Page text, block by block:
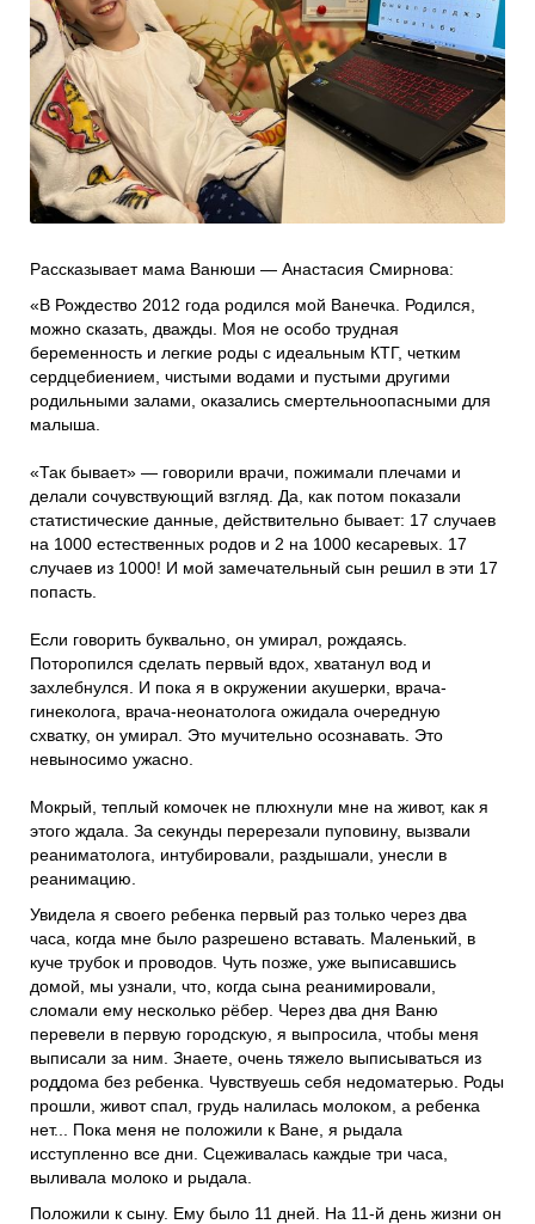
Боксы для пожертвований
Нужна помощь?
Проекты
Программы фонда
Справочник
Медиа
События и люди
Банеры
Рассказывает мама Ванюши — Анастасия Смирнова:
«В Рождество 2012 года родился мой Ванечка. Родился,
можно сказать, дважды. Моя не особо трудная
беременность и легкие роды с идеальным КТГ, четким
сердцебиением, чистыми водами и пустыми другими
родильными залами, оказались смертельноопасными для
малыша.
«Так бывает» — говорили врачи, пожимали плечами и
делали сочувствующий взгляд. Да, как потом показали
статистические данные, действительно бывает: 17 случаев
на 1000 естественных родов и 2 на 1000 кесаревых. 17
случаев из 1000! И мой замечательный сын решил в эти 17
попасть.
Если говорить буквально, он умирал, рождаясь.
Поторопился сделать первый вдох, хватанул вод и
захлебнулся. И пока я в окружении акушерки, врача-
гинеколога, врача-неонатолога ожидала очередную
схватку, он умирал. Это мучительно осознавать. Это
невыносимо ужасно.
Мокрый, теплый комочек не плюхнули мне на живот, как я
этого ждала. За секунды перерезали пуповину, вызвали
реаниматолога, интубировали, раздышали, унесли в
реанимацию.
Увидела я своего ребенка первый раз только через два
часа, когда мне было разрешено вставать. Маленький, в
куче трубок и проводов. Чуть позже, уже выписавшись
домой, мы узнали, что, когда сына реанимировали,
сломали ему несколько рёбер. Через два дня Ваню
перевели в первую городскую, я выпросила, чтобы меня
выписали за ним. Знаете, очень тяжело выписываться из
роддома без ребенка. Чувствуешь себя недоматерью. Роды
прошли, живот спал, грудь налилась молоком, а ребенка
нет... Пока меня не положили к Ване, я рыдала
исступленно все дни. Сцеживалась каждые три часа,
выливала молоко и рыдала.
Положили к сыну. Ему было 11 дней. На 11-й день жизни он